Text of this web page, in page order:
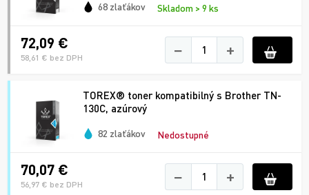
68 zlaťákov Skladom > 9 ks
72,09 €
58,61 € bez DPH − +
TOREX® toner kompatibilný s Brother TN-
130C, azúrový
82 zlaťákov Nedostupné
70,07 €
56,97 € bez DPH − +